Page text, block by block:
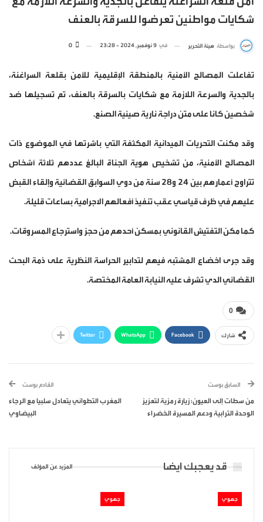
شكايات مواطنين تعرضوا للسرقة بالعنف
بواسطة هيئة التحرير في 9 نوفمبر, 2024 - 23:28
تفاعلت المصالح الأمنية بالمنطقة الإقليمية للأمن بقلعة السراغنة،
بالجدية والسرعة اللازمة مع شكايات بالسرقة بالعنف، تم تسجيلها ضد
شخصين كانا على متن دراجة نارية صينية الصنع.
وقد مكنت التحريات الميدانية المكثفة التي باشرتها في الموضوع ذات
المصالح الأمنية، من تشخيص هوية الجناة البالغ عددهم ثلاثة أشخاص
تتراوح أعمارهم بين 24 و28 سنة من دوي السوابق القضائية وإلقاء القبض
عليهم في ظرف قياسي عقب تنفيذ أفعالهم الاجرامية بساعات قليلة.
كما مكن التفتيش القانوني بمسكن أحدهم من حجز واسترجاع المسروقات.
وقد جرى اخضاع المشتبه فيهم لتدابير الحراسة النظرية على ذمة البحث
القضائي الدي تشرف عليه النيابة العامة المختصة.
0
شارك Facebook
WhatsApp
Twitter
السابق بوست
من سطات إلى العيون: زيارة رمزية لتعزيز
الوحدة الترابية ودعم المسيرة الخضراء
القادم بوست
المغرب التطواني يتعادل سلبيا مع الرجاء
البيضاوي
قد يعجبك ايضا المزيد عن المؤلف
جهوي جهوي